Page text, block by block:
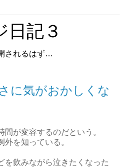
日記３
されるはず…
に気がおかしくな
が変容するのだという。
を知っている。
を飲みながら泣きたくなった